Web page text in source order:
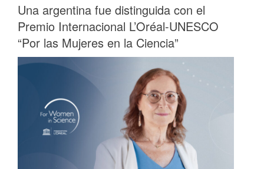
Una argentina fue distinguida con el
Premio Internacional L’Oréal-UNESCO
“Por las Mujeres en la Ciencia”